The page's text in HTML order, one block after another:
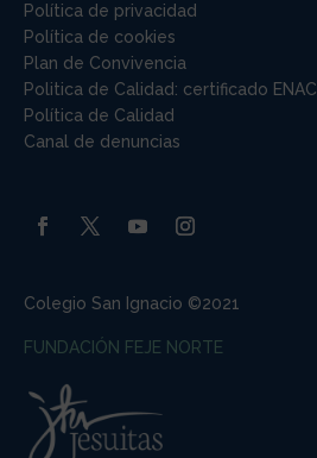
Política de privacidad
Política de cookies
Plan de Convivencia
Politica de Calidad: certificado ENAC
Política de Calidad
Canal de denuncias
Colegio San Ignacio ©2021
FUNDACIÓN FEJE NORTE